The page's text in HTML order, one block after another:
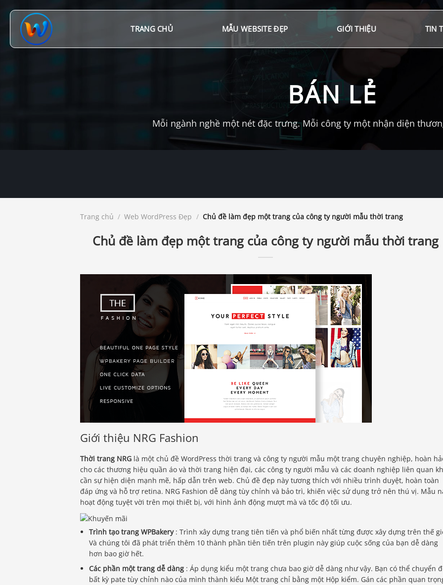
đến
TRANG CHỦ MẪU WEBSITE ĐẸP GIỚI THIỆU TIN
BÁN LẺ
Mỗi ngành nghề một nét đặc trưng. Mỗi công ty một nhận diện
Trang chủ / Web WordPress Đẹp / Chủ đề làm đẹp một trang của công ty người mẫu thời trang
Chủ đề làm đẹp một trang của công ty người mẫu thời trang
Giới thiệu NRG Fashion
Thời trang NRG là một chủ đề WordPress thời trang và công ty người mẫu một trang chuyên nghiệp, hoàn
cho các thương hiệu quần áo và thời trang hiện đại, các công ty người mẫu và các doanh nghiệp liên quan
cần sự hiện diện mạnh mẽ, hấp dẫn trên web. Chủ đề đẹp này tương thích với nhiều trình duyệt, hoàn toàn
đáp ứng và hỗ trợ retina. NRG Fashion dễ dàng tùy chỉnh và bảo trì, khiến việc sử dụng trở nên thú vị. Mẫu
hoạt động tuyệt vời trên mọi thiết bị, với hình ảnh động mượt mà và tốc độ tối ưu.
Trình tạo trang WPBakery: Trình xây dựng trang tiên tiến và phổ biến nhất từng được xây dựng trên thế
Và chúng tôi đã phát triển thêm 10 thành phần tiên tiến trên plugin này giúp cuộc sống của bạn dễ dàng
hơn bao giờ hết.
Các phần một trang dễ dàng : Áp dụng kiểu một trang chưa bao giờ dễ dàng như vậy. Bạn có thể chuyển
bất kỳ pate tùy chỉnh nào của mình thành kiểu Một trang chỉ bằng một Hộp kiểm. Gán các phần quan